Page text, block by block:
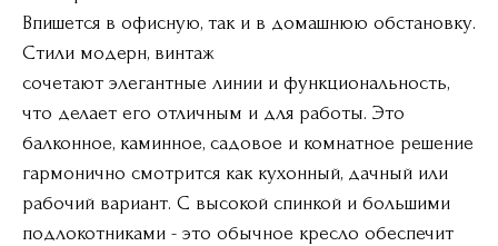
Впишется в офисную, так и в домашнюю обстановку.
Стили модерн, винтаж
сочетают элегантные линии и функциональность,
что делает его отличным и для работы. Это
балконное, каминное, садовое и комнатное решение
гармонично смотрится как кухонный, дачный или
рабочий вариант. С высокой спинкой и большими
подлокотниками - это обычное кресло обеспечит